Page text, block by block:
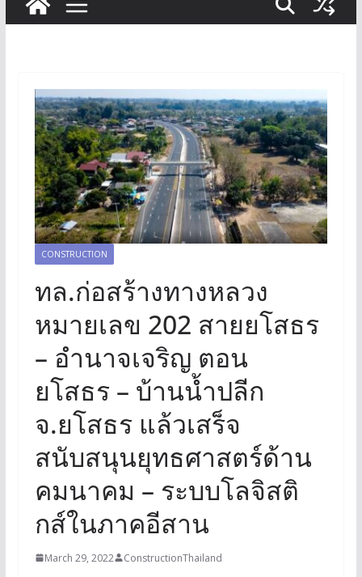
CONSTRUCTION
ทล.ก่อสร้างทางหลวง
หมายเลข 202 สายยโสธร
– อำนาจเจริญ ตอน
ยโสธร – บ้านน้ำปลีก
จ.ยโสธร แล้วเสร็จ
สนับสนุนยุทธศาสตร์ด้าน
คมนาคม – ระบบโลจิสติ
กส์ในภาคอีสาน
March 29, 2022 ConstructionThailand